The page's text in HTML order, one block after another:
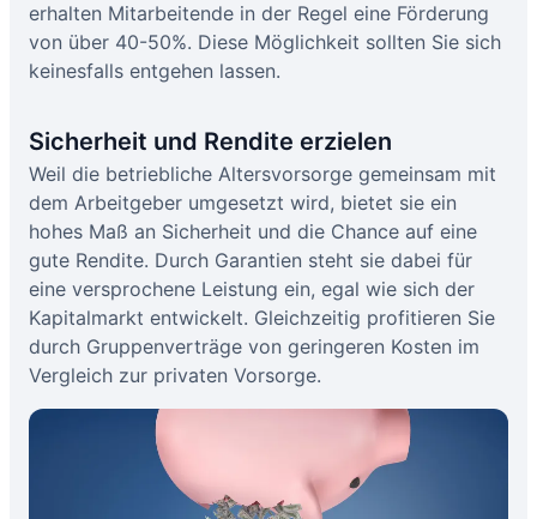
erhalten Mitarbeitende in der Regel eine Förderung
von über 40-50%. Diese Möglichkeit sollten Sie sich
keinesfalls entgehen lassen.
Sicherheit und Rendite erzielen
Weil die betriebliche Altersvorsorge gemeinsam mit
dem Arbeitgeber umgesetzt wird, bietet sie ein
hohes Maß an Sicherheit und die Chance auf eine
gute Rendite. Durch Garantien steht sie dabei für
eine versprochene Leistung ein, egal wie sich der
Kapitalmarkt entwickelt. Gleichzeitig profitieren Sie
durch Gruppenverträge von geringeren Kosten im
Vergleich zur privaten Vorsorge.